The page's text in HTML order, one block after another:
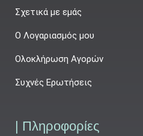
Σχετικά με εμάς
Ο Λογαριασμός μου
Ολοκλήρωση Αγορών
Συχνές Ερωτήσεις
| Πληροφορίες